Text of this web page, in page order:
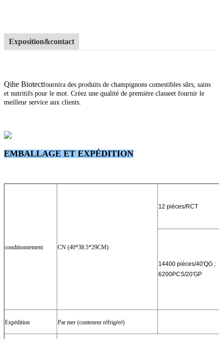
Exposition&contact
Qihe Biotectfournira des produits de champignons comestibles sûrs, sains
et nutritifs pour le mot. Créez une qualité de première classeet fournir le
meilleur service aux clients.
EMBALLAGE ET EXPÉDITION
conditionnement CN (40*38.5*29CM)
12 pièces/RCT
14400 pièces/40'QG ;
6200PCS/20′GP
Expédition Par mer (conteneur réfrigéré)